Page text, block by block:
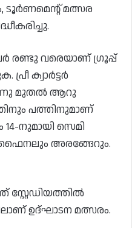
മത്സര
രണ്ടു വരെയാണ് ഗ്രൂപ്പ്
ക്വാര്‍ട്ടര്‍
മുതല്‍ ആറു
പത്തിനുമാണ്
14-നുമായി സെമി
അരങ്ങേറും.
ഉദ്‌ഘാടന മത്സരം.